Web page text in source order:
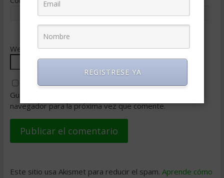
Web
Guarda mi nombre, correo electrónico y web en este
navegador para la próxima vez que comente.
Este sitio usa Akismet para reducir el spam. Aprende cómo
REGISTRESE YA